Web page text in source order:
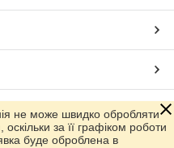
не може швидко обробляти
за її графіком роботи
буде оброблена в